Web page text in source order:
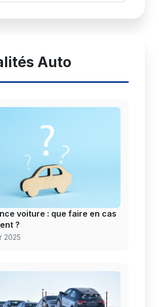
Auto
voiture : que faire en cas
?
2025